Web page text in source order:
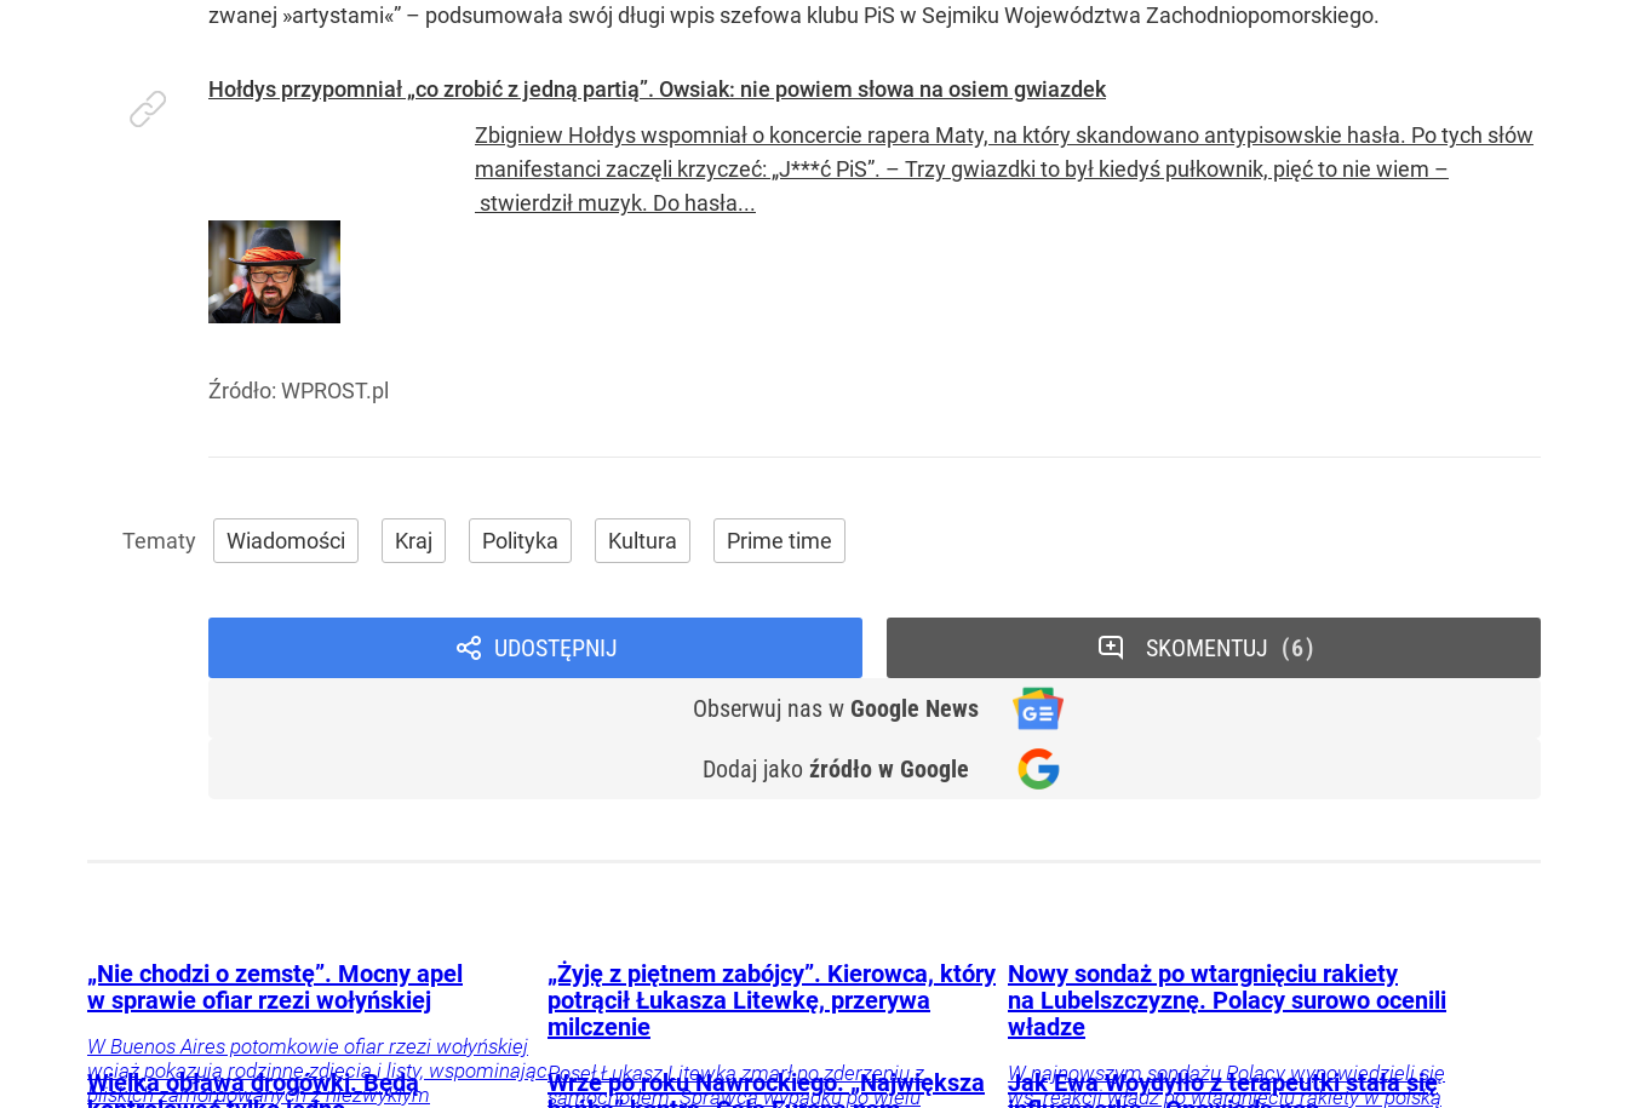
zwanej »artystami«” – podsumowała swój długi wpis szefowa klubu PiS w Sejmiku Województwa Zachodniopomorskiego.
Hołdys przypomniał „co zrobić z jedną partią”. Owsiak: nie powiem słowa na osiem gwiazdek
Zbigniew Hołdys wspomniał o koncercie rapera Maty, na który skandowano antypisowskie hasła. Po tych słów
manifestanci zaczęli krzyczeć: „J***ć PiS”. – Trzy gwiazdki to był kiedyś pułkownik, pięć to nie wiem –
stwierdził muzyk. Do hasła...
Źródło: WPROST.pl
Wiadomości Kraj Polityka Kultura Prime time
UDOSTĘPNIJ
Obserwuj nas w Google News
Dodaj jako źródło w Google
SKOMENTUJ 6
„Nie chodzi o zemstę”. Mocny apel
w sprawie ofiar rzezi wołyńskiej
W Buenos Aires potomkowie ofiar rzezi wołyńskiej
wciąż pokazują rodzinne zdjęcia i listy, wspominając
bliskich zamordowanych z niezwykłym
„Żyję z piętnem zabójcy”. Kierowca, który
potrącił Łukasza Litewkę, przerywa
milczenie
Poseł Łukasz Litewka zmarł po zderzeniu z
samochodem. Sprawca wypadku po wielu
Nowy sondaż po wtargnięciu rakiety
na Lubelszczyznę. Polacy surowo ocenili
władze
W najnowszym sondażu Polacy wypowiedzieli się
ws. reakcji władz po wtargnięciu rakiety w polską
Wielka obława drogówki. Będą
Wrze po roku Nawrockiego. „Największa
Jak Ewa Woydyłło z terapeutki stała się